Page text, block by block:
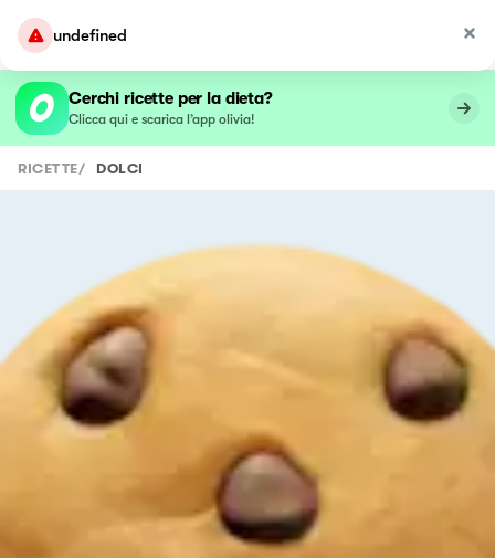
undefined
Cerchi ricette per la dieta?
Clicca qui e scarica l’app olivia!
RICETTE/ DOLCI